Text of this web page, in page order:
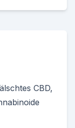
CBD,